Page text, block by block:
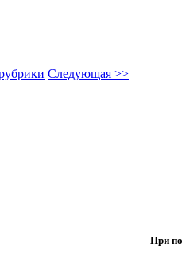
Следующая >>
При